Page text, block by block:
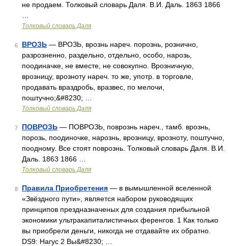
не продаем. Толковый словарь Даля. В.И. Даль. 1863 1866
Толковый словарь Даля
6 ВРОЗЬ — ВРОЗЬ, врознь нареч. порознь, рознично,
разрозненно, раздельно, отдельно, особо, нарозь,
поодиначке, не вместе, не совокупно. Врозничную,
врозницу, врозноту нареч. то же, употр. в торговле,
продавать враздробь, вразвес, по мелочи,
поштучно;&#8230; …
Толковый словарь Даля
7 ПОВРОЗЬ — ПОВРОЗЬ, поврознь нареч., тамб. врознь,
порозь, поодиночке, нарознь, врозницу, врозноту, поштучно,
поодному. Все стоят поврознь. Толковый словарь Даля. В.И.
Даль. 1863 1866 …
Толковый словарь Даля
8 Правила Приобретения — в вымышленной вселенной
«Звёздного пути», является набором руководящих
принципов прездназначеных для создания прибыльной
экономики ультракапиталистичных ференгов. 1 Как только
вы приобрели деньги, никогда не отдавайте их обратно.
DS9: Нагус 2 Вы&#8230; …